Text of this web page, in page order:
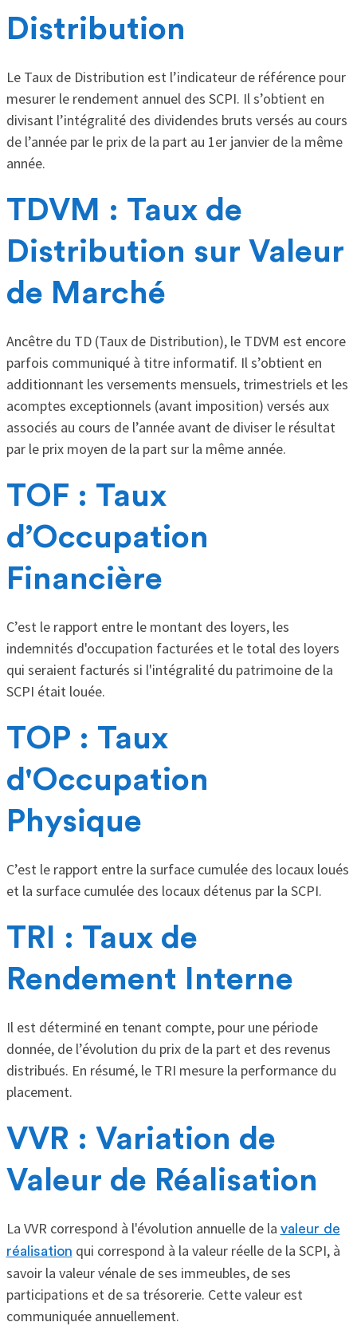
Distribution
Le Taux de Distribution est l’indicateur de référence pour
mesurer le rendement annuel des SCPI. Il s’obtient en
divisant l’intégralité des dividendes bruts versés au cours
de l’année par le prix de la part au 1er janvier de la même
année.
TDVM : Taux de
Distribution sur Valeur
de Marché
Ancêtre du TD (Taux de Distribution), le TDVM est encore
parfois communiqué à titre informatif. Il s’obtient en
additionnant les versements mensuels, trimestriels et les
acomptes exceptionnels (avant imposition) versés aux
associés au cours de l’année avant de diviser le résultat
par le prix moyen de la part sur la même année.
TOF : Taux
d’Occupation
Financière
C’est le rapport entre le montant des loyers, les
indemnités d'occupation facturées et le total des loyers
qui seraient facturés si l'intégralité du patrimoine de la
SCPI était louée.
TOP : Taux
d'Occupation
Physique
C’est le rapport entre la surface cumulée des locaux loués
et la surface cumulée des locaux détenus par la SCPI.
TRI : Taux de
Rendement Interne
Il est déterminé en tenant compte, pour une période
donnée, de l’évolution du prix de la part et des revenus
distribués. En résumé, le TRI mesure la performance du
placement.
VVR : Variation de
Valeur de Réalisation
La VVR correspond à l'évolution annuelle de la valeur de
réalisation qui correspond à la valeur réelle de la SCPI, à
savoir la valeur vénale de ses immeubles, de ses
participations et de sa trésorerie. Cette valeur est
communiquée annuellement.